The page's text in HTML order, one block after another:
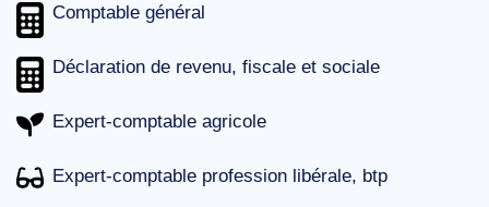
Comptable général
Déclaration de revenu, fiscale et sociale
Expert-comptable agricole
Expert-comptable profession libérale, btp